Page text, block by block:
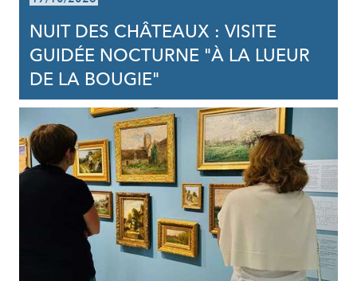
NUIT DES CHÂTEAUX : VISITE
GUIDÉE NOCTURNE "À LA LUEUR
DE LA BOUGIE"